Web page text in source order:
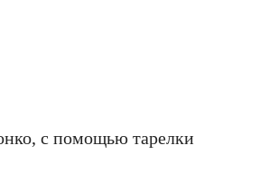
с помощью тарелки